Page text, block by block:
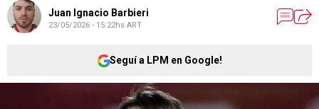
Juan Ignacio Barbieri
23/05/2026 - 15:22hs ART
Seguí a LPM en Google!